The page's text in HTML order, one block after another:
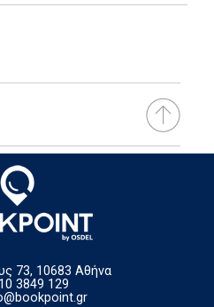
73, 10683 Αθήνα
3849 129